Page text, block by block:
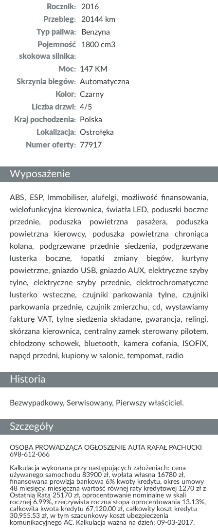
Rocznik:
2016
Przebieg:
20144 km
Typ paliwa:
Benzyna
Pojemność
skokowa silnika:
1800 cm3
Moc: 147 KM
Skrzynia biegów: Automatyczna
Kolor: Czarny
Liczba drzwi: 4/5
Kraj pochodzenia:
Polska
Lokalizacja: Ostrołęka
Numer oferty: 77917
Wyposażenie
ABS, ESP, Immobiliser, alufelgi, możliwość finansowania,
wielofunkcyjna kierownica, światła LED, poduszki boczne
przednie, poduszka powietrzna pasażera, poduszka
powietrzna kierowcy, poduszka powietrzna chroniąca
kolana, podgrzewane przednie siedzenia, podgrzewane
lusterka boczne, łopatki zmiany biegów, kurtyny
powietrzne, gniazdo USB, gniazdo AUX, elektryczne szyby
tylne, elektryczne szyby przednie, elektrochromatyczne
lusterko wsteczne, czujniki parkowania tylne, czujniki
parkowania przednie, czujnik zmierzchu, cd, wystawiamy
fakturę VAT, tylne siedzenia składane, gwarancja, relingi,
skórzana kierownica, centralny zamek sterowany pilotem,
chłodzony schowek, bluetooth, kamera cofania, ISOFIX,
napęd przedni, kupiony w salonie, tempomat, radio
Historia
Bezwypadkowy, Serwisowany, Pierwszy właściciel.
Szczegóły
OSOBA PROWADZĄCA OGŁOSZENIE AUTA RAFAŁ PACHUCKI
698-612-066
Kalkulacja wykonana przy następujących założeniach: cena
używanego samochodu 83900 zł, wpłata własna 16780 zł,
finansowana prowizja bankowa 6% kwoty kredytu, okres umowy
48 miesięcy, miesięczna wartość równej raty kredytowej 1270 zł z
Ostatnią Ratą 25170 zł, oprocentowanie nominalne w skali
rocznej 6.99%, rzeczywista roczna stopa oprocentowania 13.13%,
całkowita kwota kredytu 67,120.00 zł, całkowity koszt kredytu
30,955.53 zł, w tym szacunkowy koszt ubezpieczenia
komunikacyjnego AC. Kalkulacja ważna na dzień: 09-03-2017.